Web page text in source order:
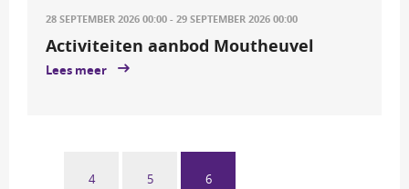
28 SEPTEMBER 2026 00:00 - 29 SEPTEMBER 2026 00:00
Activiteiten aanbod Moutheuvel
Lees meer
4 5 6